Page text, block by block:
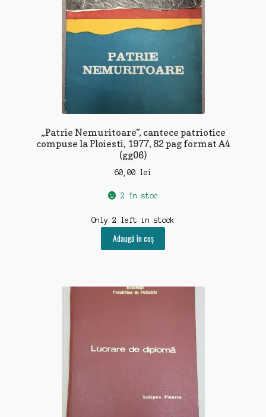
„Patrie Nemuritoare”, cantece patriotice
compuse la Ploiesti, 1977, 82 pag format A4
(gg06)
60,00 lei
2 în stoc
Only 2 left in stock
Adaugă în coș